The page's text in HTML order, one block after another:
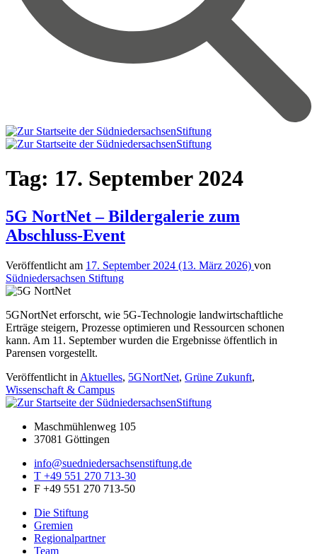
Tag: 17. September 2024
5G NortNet – Bildergalerie zum
Abschluss-Event
Veröffentlicht am 17. September 2024 (13. März 2026) von
Südniedersachsen Stiftung
5GNortNet erforscht, wie 5G-Technologie landwirtschaftliche
Erträge steigern, Prozesse optimieren und Ressourcen schonen
kann. Am 11. September wurden die Ergebnisse öffentlich in
Parensen vorgestellt.
Veröffentlicht in Aktuelles, 5GNortNet, Grüne Zukunft,
Wissenschaft & Campus
Maschmühlenweg 105
37081 Göttingen
info@suedniedersachsenstiftung.de
T +49 551 270 713-30
F +49 551 270 713-50
Die Stiftung
Gremien
Regionalpartner
Team